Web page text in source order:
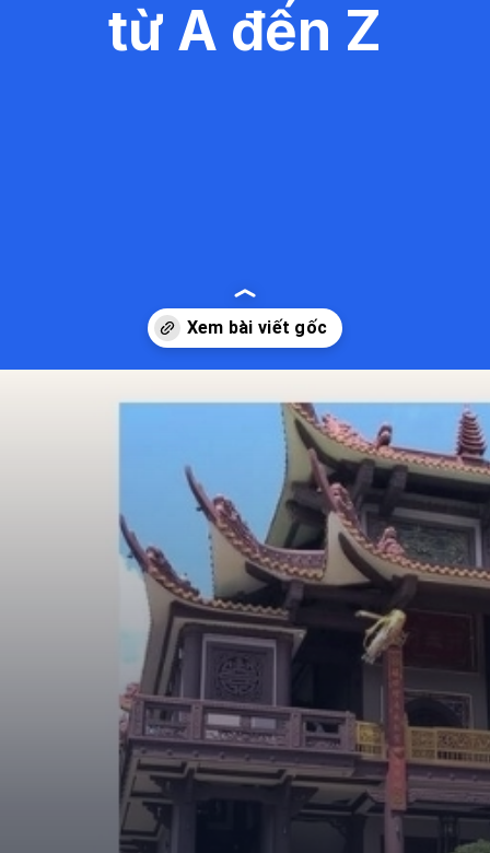
từ A đến Z
Đang mở https://kiemvieclam.vn/chua-thien-hung-o-dau